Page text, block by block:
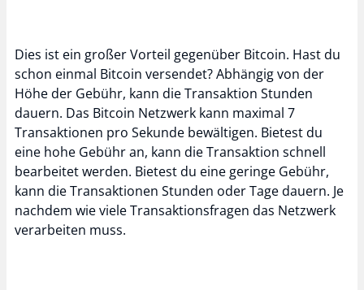
Dies ist ein großer Vorteil gegenüber Bitcoin. Hast du
schon einmal Bitcoin versendet? Abhängig von der
Höhe der Gebühr, kann die Transaktion Stunden
dauern. Das Bitcoin Netzwerk kann maximal 7
Transaktionen pro Sekunde bewältigen. Bietest du
eine hohe Gebühr an, kann die Transaktion schnell
bearbeitet werden. Bietest du eine geringe Gebühr,
kann die Transaktionen Stunden oder Tage dauern. Je
nachdem wie viele Transaktionsfragen das Netzwerk
verarbeiten muss.